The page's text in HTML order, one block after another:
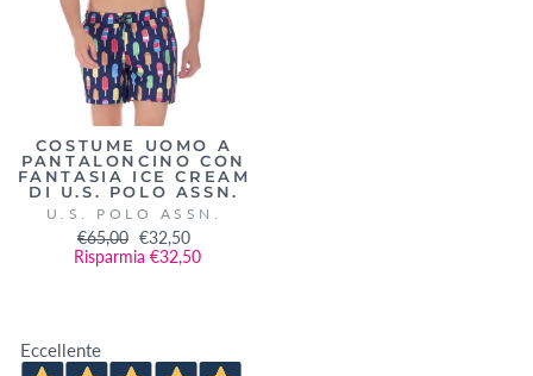
COSTUME UOMO A
PANTALONCINO CON
FANTASIA ICE CREAM
DI U.S. POLO ASSN.
U.S. POLO ASSN.
Prezzo
di
€65,00 Prezzo
scontato
€32,50
Risparmia €32,50
Eccellente